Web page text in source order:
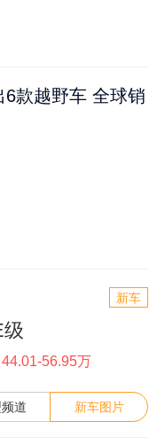
款越野车 全球销
新车
44.01-56.95万
道 新车图片